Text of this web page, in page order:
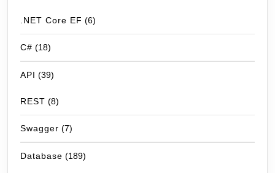
.NET Core EF (6)
C# (18)
API (39)
REST (8)
Swagger (7)
Database (189)